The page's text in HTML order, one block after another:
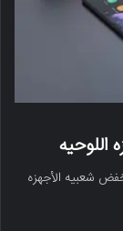
اللوحیه
شعبیه الأجهزه